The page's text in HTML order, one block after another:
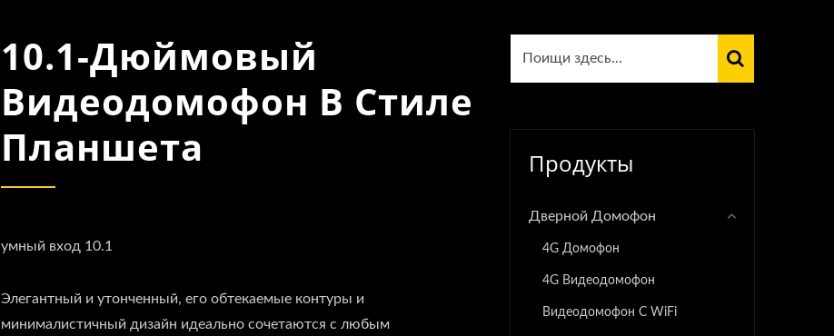
10.1-Дюймовый
Видеодомофон В Стиле
Планшета
умный вход 10.1
Элегантный и утонченный, его обтекаемые контуры и
минималистичный дизайн идеально сочетаются с любым
Продукты
Дверной Домофон
4G Домофон
4G Видеодомофон
Видеодомофон С WiFi